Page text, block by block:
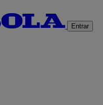
Entrar